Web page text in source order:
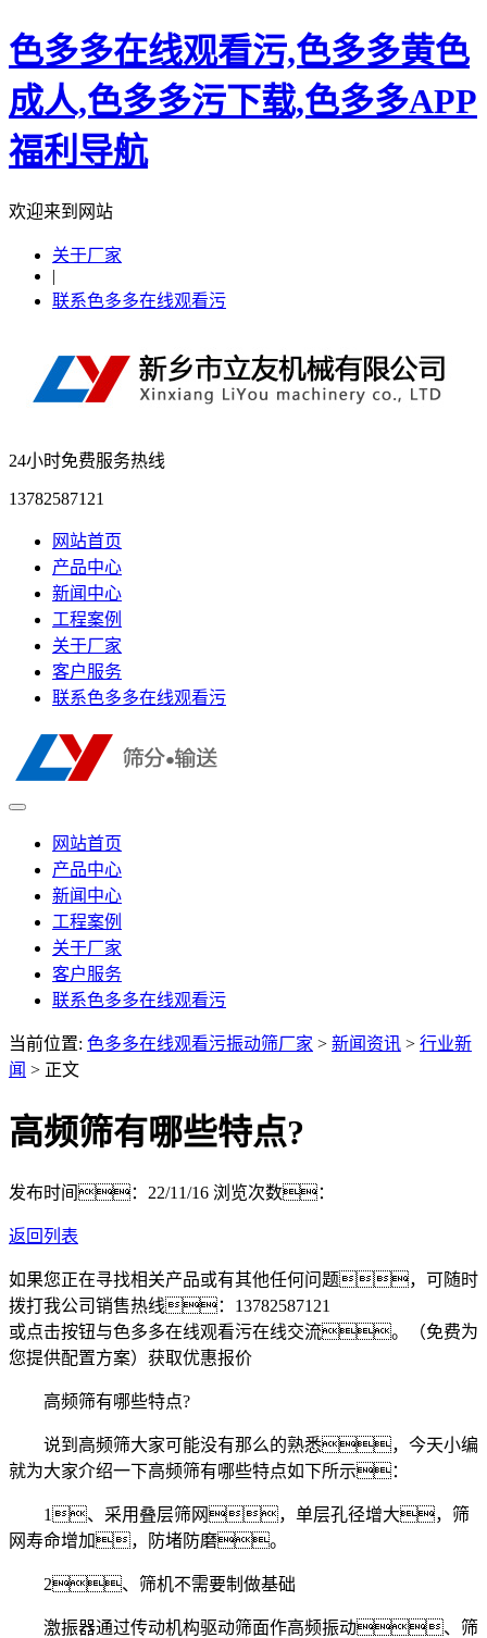
色多多在线观看污,色多多黄色
成人,色多多污下载,色多多APP
福利导航
欢迎来到网站
关于厂家
|
联系色多多在线观看污
24小时免费服务热线
13782587121
网站首页
产品中心
新闻中心
工程案例
关于厂家
客户服务
联系色多多在线观看污
网站首页
产品中心
新闻中心
工程案例
关于厂家
客户服务
联系色多多在线观看污
当前位置: 色多多在线观看污振动筛厂家 > 新闻资讯 > 行业新
闻 > 正文
高频筛有哪些特点?
发布时间：22/11/16 浏览次数：
返回列表
如果您正在寻找相关产品或有其他任何问题，可随时
拨打我公司销售热线： 13782587121
或点击按钮与色多多在线观看污在线交流。（免费为
您提供配置方案） 获取优惠报价
高频筛有哪些特点?
说到高频筛大家可能没有那么的熟悉，今天小编
就为大家介绍一下高频筛有哪些特点如下所示：
1、采用叠层筛网，单层孔径增大，筛
网寿命增加，防堵防磨。
2、筛机不需要制做基础
激振器通过传动机构驱动筛面作高频振动、筛